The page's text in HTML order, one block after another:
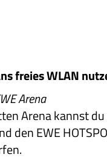
freies WLAN
Arena
Arena kannst
den EWE